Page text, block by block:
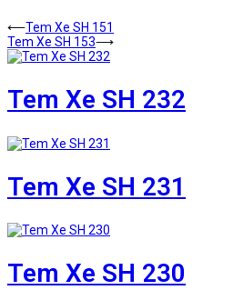
⟵Tem Xe SH 151
Tem Xe SH 153⟶
Tem Xe SH 232
Tem Xe SH 231
Tem Xe SH 230